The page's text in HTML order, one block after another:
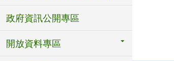
政府資訊公開專區
開放資料專區